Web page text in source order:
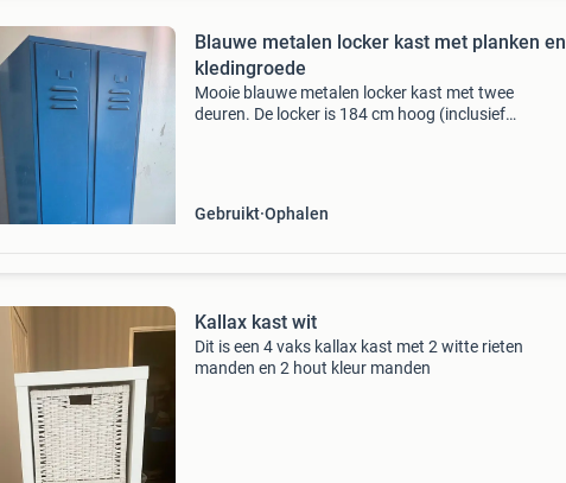
Blauwe metalen locker kast met planken en
kledingroede
Mooie blauwe metalen locker kast met twee
deuren. De locker is 184 cm hoog (inclusief
Gebruikt Ophalen
Kallax kast wit
Dit is een 4 vaks kallax kast met 2 witte rieten
manden en 2 hout kleur manden